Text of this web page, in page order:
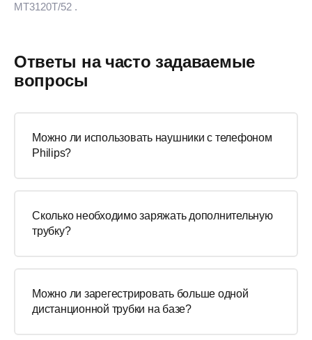
MT3120T/52 .
Ответы на часто задаваемые
вопросы
Можно ли использовать наушники с телефоном
Philips?
Сколько необходимо заряжать дополнительную
трубку?
Можно ли зарегестрировать больше одной
дистанционной трубки на базе?